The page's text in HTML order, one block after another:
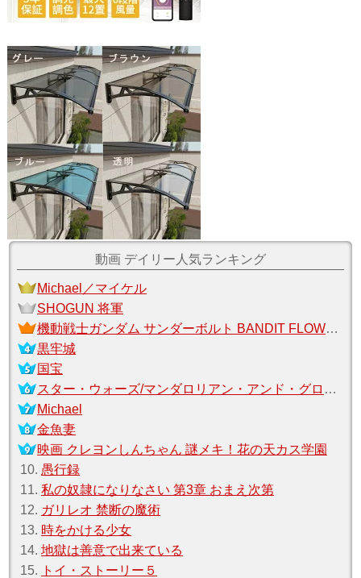
動画 デイリー人気ランキング
Michael／マイケル
SHOGUN 将軍
機動戦士ガンダム サンダーボルト BANDIT FLOWER
黒牢城
国宝
スター・ウォーズ/マンダロリアン・アンド・グローグー
Michael
金魚妻
映画 クレヨンしんちゃん 謎メキ！花の天カス学園
10. 愚行録
11.私の奴隷になりなさい 第3章 おまえ次第
12. ガリレオ 禁断の魔術
13. 時をかける少女
14.地獄は善意で出来ている
15.
トイ・ストーリー５